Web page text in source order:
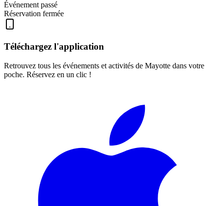
Événement passé
Réservation fermée
Téléchargez l'application
Retrouvez tous les événements et activités de Mayotte dans votre
poche. Réservez en un clic !